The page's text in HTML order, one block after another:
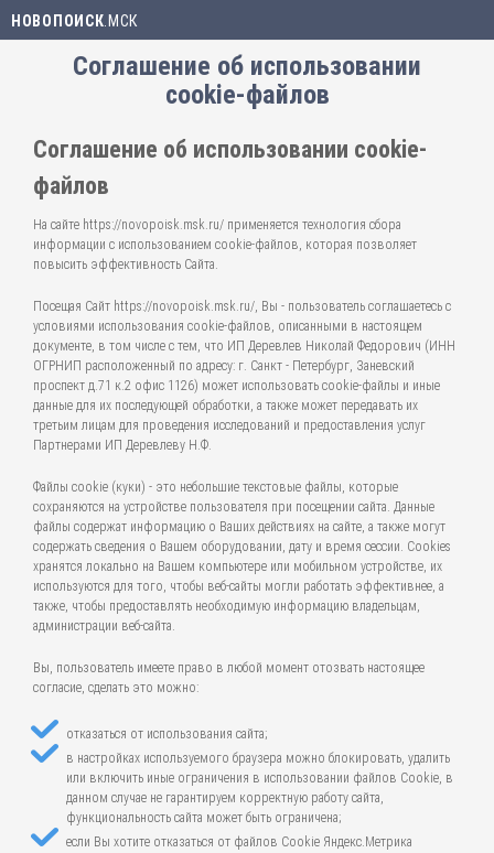
НОВОПОИСК .МСК
Соглашение об использовании
cookie-файлов
Соглашение об использовании cookie-
файлов
На сайте https://novopoisk.msk.ru/ применяется технология сбора
информации с использованием cookie-файлов, которая позволяет
повысить эффективность Сайта.
Посещая Сайт https://novopoisk.msk.ru/, Вы - пользователь соглашаетесь с
условиями использования cookie-файлов, описанными в настоящем
документе, в том числе с тем, что ИП Деревлев Николай Федорович (ИНН
ОГРНИП расположенный по адресу: г. Санкт - Петербург, Заневский
проспект д.71 к.2 офис 1126) может использовать cookie-файлы и иные
данные для их последующей обработки, а также может передавать их
третьим лицам для проведения исследований и предоставления услуг
Партнерами ИП Деревлеву Н.Ф.
Файлы cookie (куки) - это небольшие текстовые файлы, которые
сохраняются на устройстве пользователя при посещении сайта. Данные
файлы содержат информацию о Ваших действиях на сайте, а также могут
содержать сведения о Вашем оборудовании, дату и время сессии. Cookies
хранятся локально на Вашем компьютере или мобильном устройстве, их
используются для того, чтобы веб-сайты могли работать эффективнее, а
также, чтобы предоставлять необходимую информацию владельцам,
администрации веб-сайта.
Вы, пользователь имеете право в любой момент отозвать настоящее
согласие, сделать это можно:
отказаться от использования сайта;
в настройках используемого браузера можно блокировать, удалить
или включить иные ограничения в использовании файлов Cookie, в
данном случае не гарантируем корректную работу сайта,
функциональность сайта может быть ограничена;
если Вы хотите отказаться от файлов Cookie Яндекс.Метрика